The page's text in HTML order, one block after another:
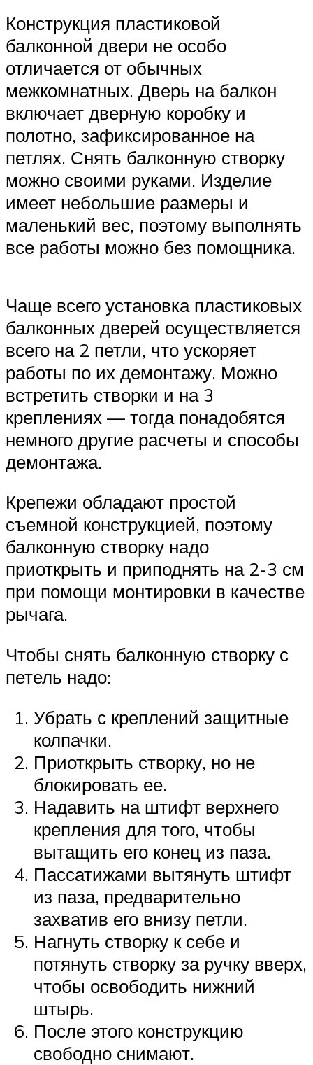
Конструкция пластиковой
балконной двери не особо
отличается от обычных
межкомнатных. Дверь на балкон
включает дверную коробку и
полотно, зафиксированное на
петлях. Снять балконную створку
можно своими руками. Изделие
имеет небольшие размеры и
маленький вес, поэтому выполнять
все работы можно без помощника.
Чаще всего установка пластиковых
балконных дверей осуществляется
всего на 2 петли, что ускоряет
работы по их демонтажу. Можно
встретить створки и на 3
креплениях — тогда понадобятся
немного другие расчеты и способы
демонтажа.
Крепежи обладают простой
съемной конструкцией, поэтому
балконную створку надо
приоткрыть и приподнять на 2-3 см
при помощи монтировки в качестве
рычага.
Чтобы снять балконную створку с
петель надо:
Убрать с креплений защитные
колпачки.
Приоткрыть створку, но не
блокировать ее.
Надавить на штифт верхнего
крепления для того, чтобы
вытащить его конец из паза.
Пассатижами вытянуть штифт
из паза, предварительно
захватив его внизу петли.
Нагнуть створку к себе и
потянуть створку за ручку вверх,
чтобы освободить нижний
штырь.
После этого конструкцию
свободно снимают.